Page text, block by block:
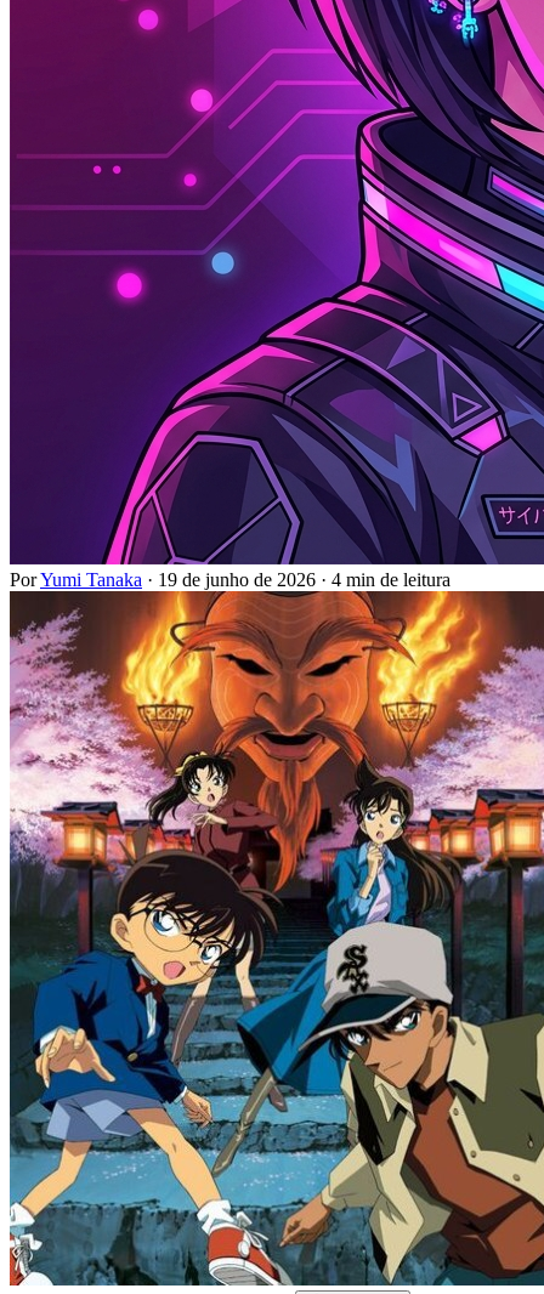
PorYumi Tanaka · 19 de junho de 2026 · 4 min de leitura